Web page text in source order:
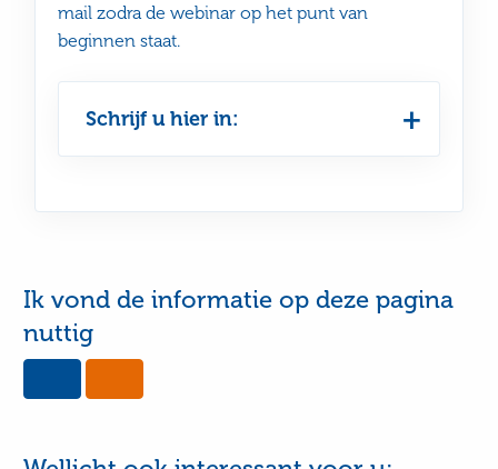
mail zodra de webinar op het punt van
beginnen staat.
Schrijf u hier in:
Ik vond de informatie op deze pagina
nuttig
this
this
useful